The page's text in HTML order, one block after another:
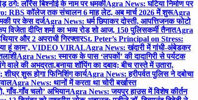
ठगे; लॉरेंस बिश्नोई के नाम पर धमकीAgra News: घटिया निर्माण पर
RBS कॉलेज तक संचालन 6 माह लेट, अब मार्च 2026 में शुरूAgra
पर केस दर्जAgra News: धर्म छिपाकर दोस्ती, आपत्तिजनक फोटो
दीप्ति शर्मा का भव्य रोड शो आज, 150 पुलिसकर्मी तैनातAgra
और 2 अपराधी गिरफ्तारSt. Peter’s Principal on Stress:
हूं काम’, VIDEO VIRALAgra News: खंदारी में गांधी-अंबेडकर
Agra News: स्मारक के पास ‘लपकों’ की दादागिरी से पर्यटक
की अभद्रता,बनाया शॉपिंग का दबाव; बीच रास्ते में उतारा,
शुरू होगा फिनिशिंग कार्यAgra News: हरीपर्वत पुलिस ने दबोचा
Agra News: थानों में करता था चोरी बर्खास्त
गाँव-गाँव चलो’ अभियानAgra News: जयपुर हाउस में विशेष कीर्तन